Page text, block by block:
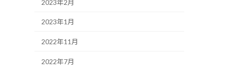
2023年2月
2023年1月
2022年11月
2022年7月